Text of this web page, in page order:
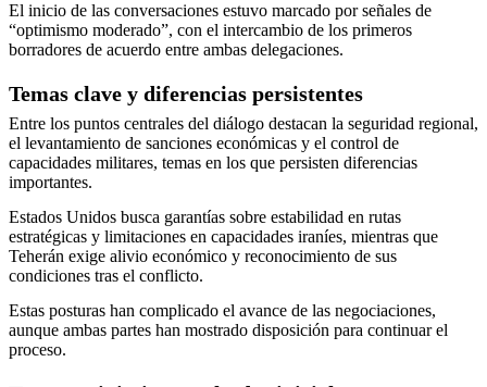
El inicio de las conversaciones estuvo marcado por señales de
“optimismo moderado”, con el intercambio de los primeros
borradores de acuerdo entre ambas delegaciones.
Temas clave y diferencias persistentes
Entre los puntos centrales del diálogo destacan la seguridad regional,
el levantamiento de sanciones económicas y el control de
capacidades militares, temas en los que persisten diferencias
importantes.
Estados Unidos busca garantías sobre estabilidad en rutas
estratégicas y limitaciones en capacidades iraníes, mientras que
Teherán exige alivio económico y reconocimiento de sus
condiciones tras el conflicto.
Estas posturas han complicado el avance de las negociaciones,
aunque ambas partes han mostrado disposición para continuar el
proceso.